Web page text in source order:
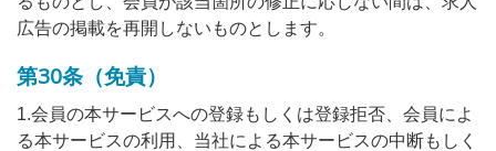
広告の掲載を再開しないものとします。
第30条（免責）
1.会員の本サービスへの登録もしくは登録拒否、会員によ
る本サービスの利用、当社による本サービスの中断もしく